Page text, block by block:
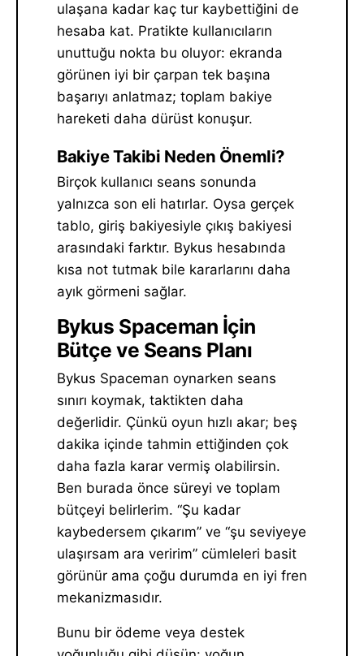
ulaşana kadar kaç tur kaybettiğini de
hesaba kat. Pratikte kullanıcıların
unuttuğu nokta bu oluyor: ekranda
görünen iyi bir çarpan tek başına
başarıyı anlatmaz; toplam bakiye
hareketi daha dürüst konuşur.
Bakiye Takibi Neden Önemli?
Birçok kullanıcı seans sonunda
yalnızca son eli hatırlar. Oysa gerçek
tablo, giriş bakiyesiyle çıkış bakiyesi
arasındaki farktır. Bykus hesabında
kısa not tutmak bile kararlarını daha
ayık görmeni sağlar.
Bykus Spaceman İçin
Bütçe ve Seans Planı
Bykus Spaceman oynarken seans
sınırı koymak, taktikten daha
değerlidir. Çünkü oyun hızlı akar; beş
dakika içinde tahmin ettiğinden çok
daha fazla karar vermiş olabilirsin.
Ben burada önce süreyi ve toplam
bütçeyi belirlerim. “Şu kadar
kaybedersem çıkarım” ve “şu seviyeye
ulaşırsam ara veririm” cümleleri basit
görünür ama çoğu durumda en iyi fren
mekanizmasıdır.
Bunu bir ödeme veya destek